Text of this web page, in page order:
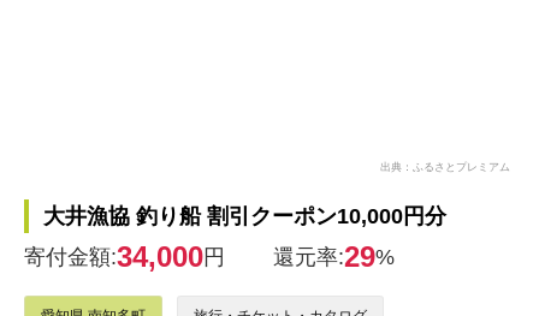
出典：ふるさとプレミアム
大井漁協 釣り船 割引クーポン10,000円分
寄付金額:34,000円 還元率:29%